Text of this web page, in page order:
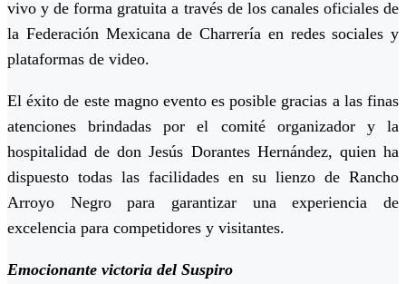
vivo y de forma gratuita a través de los canales oficiales de
la Federación Mexicana de Charrería en redes sociales y
plataformas de video.
El éxito de este magno evento es posible gracias a las finas
atenciones brindadas por el comité organizador y la
hospitalidad de don Jesús Dorantes Hernández, quien ha
dispuesto todas las facilidades en su lienzo de Rancho
Arroyo Negro para garantizar una experiencia de
excelencia para competidores y visitantes.
Emocionante victoria del Suspiro